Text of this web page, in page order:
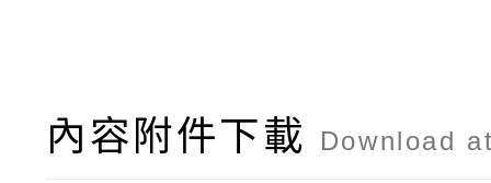
內容附件下載 Download